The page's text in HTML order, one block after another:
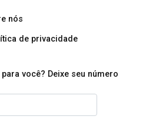
nós
de privacidade
você? Deixe seu número